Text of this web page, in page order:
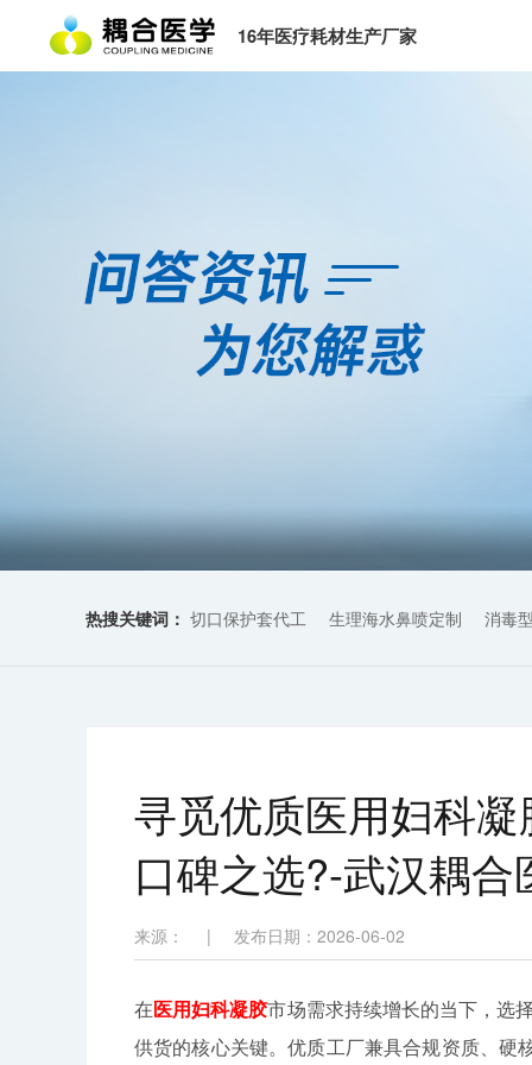
16年医疗耗材生产厂家
热搜关键词： 切口保护套代工 生理海水鼻喷定制 消毒
寻觅优质医用妇科
口碑之选?-武汉耦合
来源： | 发布日期：2026-06-02
在医用妇科凝胶市场需求持续增长的当下，选
供货的核心关键。优质工厂兼具合规资质、硬